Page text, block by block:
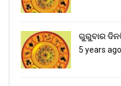
ଗୁରୁବାର
5 years ago